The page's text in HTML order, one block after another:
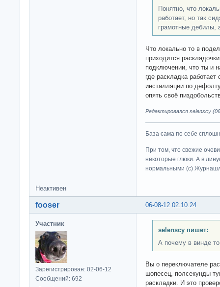
Понятно, что
работает, но так
грамотные дебилы,
Что локально то в
приходится
подключении, что ты и
где раскладка
инсталляции по
опять своё
Редактировался selenscy
База сама по себе
При том, что свежие
некоторые глюки. А в
нормальными (c)
Неактивен
06-08-12 02:10:24
fooser
Участник
Зарегистрирован: 02-06-12
Сообщений: 692
selenscy пишет:
А почему в винде
Вы о переключателе
шопесец, полсекунды
раскладки. И это